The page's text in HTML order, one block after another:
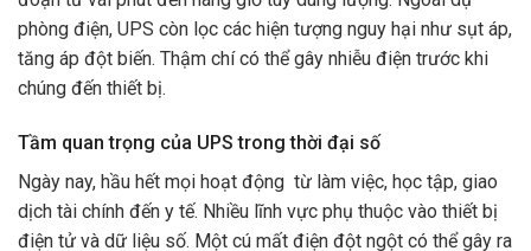
phòng điện, UPS còn lọc các hiện tượng nguy hại như sụt áp,
tăng áp đột biến. Thậm chí có thể gây nhiễu điện trước khi
chúng đến thiết bị.
Tầm quan trọng của UPS trong thời đại số
Ngày nay, hầu hết mọi hoạt động từ làm việc, học tập, giao
dịch tài chính đến y tế. Nhiều lĩnh vực phụ thuộc vào thiết bị
điện tử và dữ liệu số. Một cú mất điện đột ngột có thể gây ra